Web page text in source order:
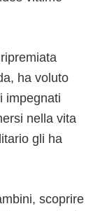
ha voluto
impegnati
nella vita
gli ha
scoprire